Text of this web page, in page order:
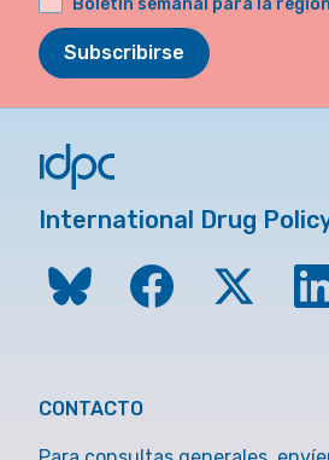
Subscribirse
International Drug
CONTACTO